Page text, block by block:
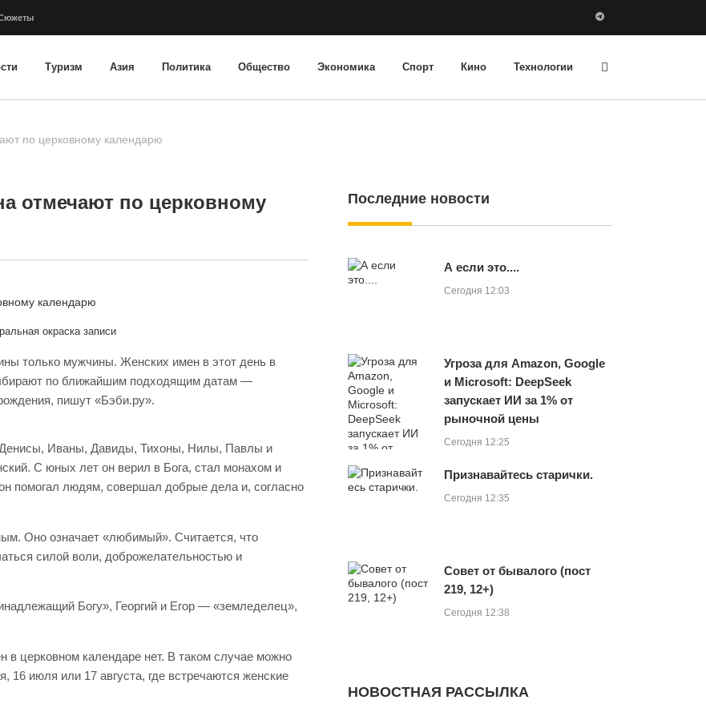
Туризм Азия Политика Общество Экономика Спорт Кино Технологии
по церковному календарю
отмечают по церковному
окраска записи
только мужчины. Женских имен в этот день в
по ближайшим подходящим датам —
пишут «Бэби.ру».
Денисы, Иваны, Давиды, Тихоны, Нилы, Павлы и
С юных лет он верил в Бога, стал монахом и
помогал людям, совершал добрые дела и, согласно
Оно означает «любимый». Считается, что
силой воли, доброжелательностью и
Богу», Георгий и Егор — «земледелец»,
церковном календаре нет. В таком случае можно
июля или 17 августа, где встречаются женские
Последние новости
А если это....
Сегодня 12:03
Угроза для Amazon, Google
и Microsoft: DeepSeek
запускает ИИ за 1% от
рыночной цены
Сегодня 12:25
Признавайтесь старички.
Сегодня 12:35
Совет от бывалого (пост
219, 12+)
Сегодня 12:38
НОВОСТНАЯ РАССЫЛКА